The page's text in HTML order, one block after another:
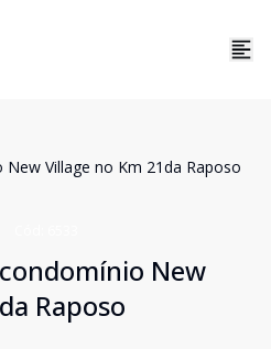
Village no Km 21da Raposo
New
Raposo